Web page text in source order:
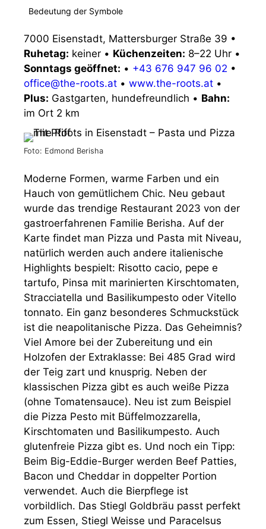
Bedeutung der Symbole
7000 Eisenstadt, Mattersburger Straße 39 •
Ruhetag: keiner • Küchenzeiten: 8–22 Uhr •
Sonntags geöffnet: • +43 676 947 96 02 •
office@the-roots.at • www.the-roots.at •
Plus: Gastgarten, hundefreundlich • Bahn:
im Ort 2 km
Foto: Edmond Berisha
Moderne Formen, warme Farben und ein
Hauch von gemütlichem Chic. Neu gebaut
wurde das trendige Restaurant 2023 von der
gastroerfahrenen Familie Berisha. Auf der
Karte findet man Pizza und Pasta mit Niveau,
natürlich werden auch andere italienische
Highlights bespielt: Risotto cacio, pepe e
tartufo, Pinsa mit marinierten Kirschtomaten,
Stracciatella und Basilikumpesto oder Vitello
tonnato. Ein ganz besonderes Schmuckstück
ist die neapolitanische Pizza. Das Geheimnis?
Viel Amore bei der Zubereitung und ein
Holzofen der Extraklasse: Bei 485 Grad wird
der Teig zart und knusprig. Neben der
klassischen Pizza gibt es auch weiße Pizza
(ohne Tomatensauce). Neu ist zum Beispiel
die Pizza Pesto mit Büffelmozzarella,
Kirschtomaten und Basilikumpesto. Auch
glutenfreie Pizza gibt es. Und noch ein Tipp:
Beim Big-Eddie-Burger werden Beef Patties,
Bacon und Cheddar in doppelter Portion
verwendet. Auch die Bierpflege ist
vorbildlich. Das Stiegl Goldbräu passt perfekt
zum Essen, Stiegl Weisse und Paracelsus